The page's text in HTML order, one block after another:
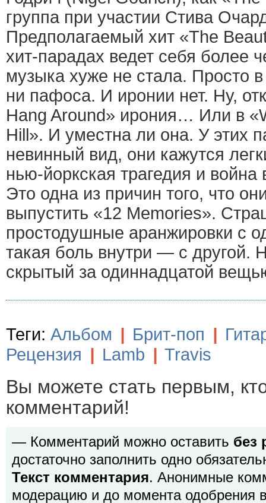
группа при участии Стива
Предполагаемый хит «The
хит-парадах ведет себя более
музыка хуже не стала. Просто
ни пафоса. И иронии нет. Ну,
Hang Around» ирония… Или в
Hill». И уместна ли она. У этих
невинный вид, они кажутся
нью-йоркская трагедия и
Это одна из причин того, что
выпустить «12 Memories».
простодушные аранжировки с
такая боль внутри — с другой.
скрытый за одиннадцатой
Теги: Альбом | Брит-поп |
Рецензия | Lamb | Travis
Вы можете стать первым,
комментарий!
— Комментарий можно оставить без
достаточно заполнить одно
Текст комментария. Анонимные
модерацию и до момента одобрения